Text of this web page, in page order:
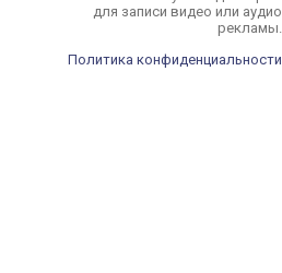
для записи видео или аудио
рекламы.
Политика конфиденциальности